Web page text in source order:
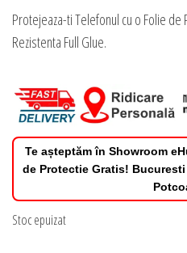
Protejeaza-ti Telefonul cu o Folie
Rezistenta Full Glue.
Te așteptăm în Showroom
de Protectie Gratis!
Stoc epuizat